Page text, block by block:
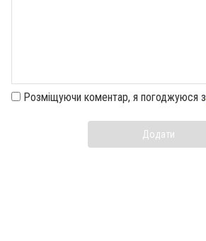
Розміщуючи коментар, я погоджуюся з
Додати